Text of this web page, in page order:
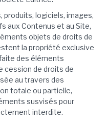
produits, logiciels, images,
aux Contenus et au Site,
objets de droits de
la propriété exclusive
des éléments
cession de droits de
au travers des
totale ou partielle,
susvisés pour
interdite.